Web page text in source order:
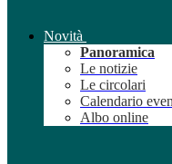
Novità
Panoramica
Le notizie
Le circolari
Calendario
Albo online